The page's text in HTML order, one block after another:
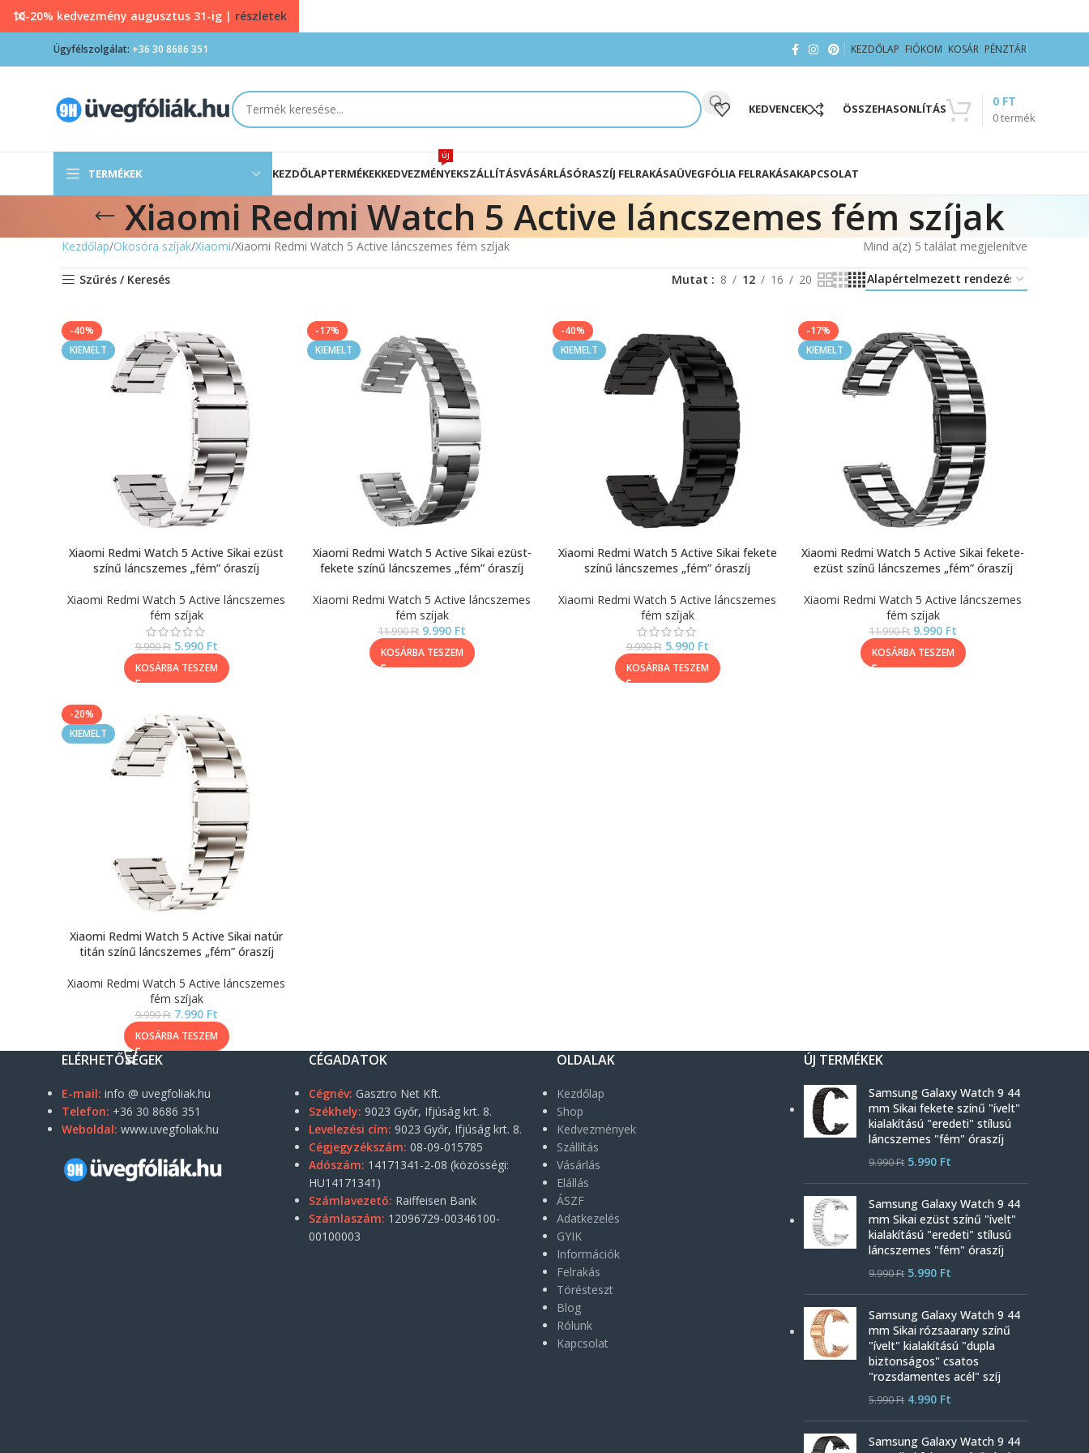
Ügyfélszolgálat: +36 30 8686 351 KEZDŐLAP FIÓKOM KOSÁR PÉNZTÁR
KEDVENCEK ÖSSZEHASONLÍTÁS
0termék
0 FT
TERMÉKEK KEZDŐLAPTERMÉKEKKEDVEZMÉNYEK
ÚJ
SZÁLLÍTÁSVÁSÁRLÁSÓRASZÍJ FELRAKÁSAÜVEGFÓLIA FELRAKÁSAKAPCSOLAT
Xiaomi Redmi Watch 5 Active láncszemes fém szíjak
Kezdőlap Okosóra szíjak Xiaomi Xiaomi Redmi Watch 5 Active láncszemes fém szíjak Mind a(z) 5 találat megjelenítve
Szűrés / Keresés Mutat 8 12 16 20
-40%
KIEMELT
Xiaomi Redmi Watch 5 Active Sikai ezüst
színű láncszemes „fém” óraszíj
Xiaomi Redmi Watch 5 Active láncszemes
fém szíjak
9.990Ft 5.990 Ft
KOSÁRBA TESZEM
-17%
KIEMELT
Xiaomi Redmi Watch 5 Active Sikai ezüst-
fekete színű láncszemes „fém” óraszíj
Xiaomi Redmi Watch 5 Active láncszemes
fém szíjak
11.990Ft 9.990 Ft
KOSÁRBA TESZEM
-40%
KIEMELT
Xiaomi Redmi Watch 5 Active Sikai fekete
színű láncszemes „fém” óraszíj
Xiaomi Redmi Watch 5 Active láncszemes
fém szíjak
9.990Ft 5.990 Ft
KOSÁRBA TESZEM
-17%
KIEMELT
Xiaomi Redmi Watch 5 Active Sikai fekete-
ezüst színű láncszemes „fém” óraszíj
Xiaomi Redmi Watch 5 Active láncszemes
fém szíjak
11.990Ft 9.990 Ft
KOSÁRBA TESZEM
-20%
KIEMELT
Xiaomi Redmi Watch 5 Active Sikai natúr
titán színű láncszemes „fém” óraszíj
Xiaomi Redmi Watch 5 Active láncszemes
fém szíjak
9.990Ft 7.990 Ft
KOSÁRBA TESZEM
ELÉRHETŐSÉGEK
E-mail: info @ uvegfoliak.hu
Telefon: +36 30 8686 351
Weboldal: www.uvegfoliak.hu
CÉGADATOK
Cégnév: Gasztro Net Kft.
Székhely: 9023 Győr, Ifjúság krt. 8.
Levelezési cím: 9023 Győr, Ifjúság krt. 8.
Cégjegyzékszám: 08-09-015785
Adószám: 14171341-2-08 (közösségi:
HU14171341)
Számlavezető: Raiffeisen Bank
Számlaszám: 12096729-00346100-
00100003
OLDALAK
Kezdőlap
Shop
Kedvezmények
Szállítás
Vásárlás
Elállás
ÁSZF
Adatkezelés
GYIK
Információk
Felrakás
Törésteszt
Blog
Rólunk
Kapcsolat
ÚJ TERMÉKEK
Samsung Galaxy Watch 9 44
mm Sikai fekete színű "ívelt"
kialakítású "eredeti" stílusú
láncszemes "fém" óraszíj
9.990Ft 5.990 Ft
Samsung Galaxy Watch 9 44
mm Sikai ezüst színű "ívelt"
kialakítású "eredeti" stílusú
láncszemes "fém" óraszíj
9.990Ft 5.990 Ft
Samsung Galaxy Watch 9 44
mm Sikai rózsaarany színű
"ívelt" kialakítású "dupla
biztonságos" csatos
"rozsdamentes acél" szíj
5.990Ft 4.990 Ft
Samsung Galaxy Watch 9 44
10-20% kedvezmény augusztus 31-ig | részletek